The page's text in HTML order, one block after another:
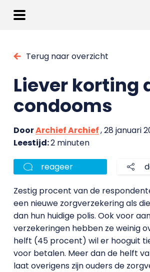
Terug naar overzicht
Liever korting
condooms
DoorArchief Archief, 28 januari
Leestijd:2 minuten
reageer
Zestig procent van de
een nieuwe zorgverzekering als
dan hun huidige polis. Ook voor
verzekeringen hebben ze weinig
helft (45 procent) wil er hooguit
voor betalen. Meer dan de helft
laat overigens zijn ouders de